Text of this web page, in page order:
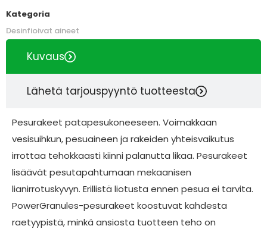
Kategoria
Desinfioivat aineet
Kuvaus
Lähetä tarjouspyyntö tuotteesta
Pesurakeet patapesukoneeseen. Voimakkaan
vesisuihkun, pesuaineen ja rakeiden yhteisvaikutus
irrottaa tehokkaasti kiinni palanutta likaa. Pesurakeet
lisäävät pesutapahtumaan mekaanisen
lianirrotuskyvyn. Erillistä liotusta ennen pesua ei tarvita.
PowerGranules-pesurakeet koostuvat kahdesta
raetyypistä, minkä ansiosta tuotteen teho on